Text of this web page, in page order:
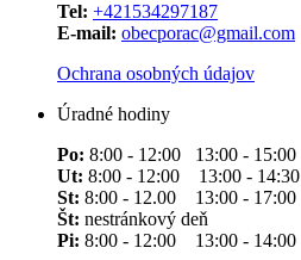
Tel: +421534297187
E-mail: obecporac@gmail.com
Ochrana osobných údajov
Úradné hodiny
Po: 8:00 - 12:00 13:00 - 15:00
Ut: 8:00 - 12:00 13:00 - 14:30
St: 8:00 - 12.00 13:00 - 17:00
Št: nestránkový deň
Pi: 8:00 - 12:00 13:00 - 14:00